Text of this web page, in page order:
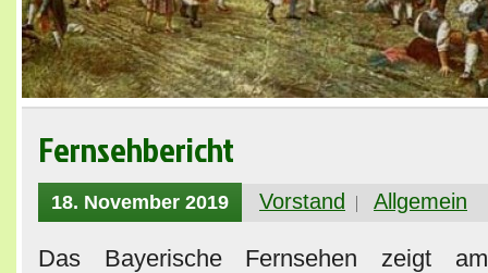
Fernsehbericht
18. November 2019 Vorstand Allgemein
Das Bayerische Fernsehen zeigt